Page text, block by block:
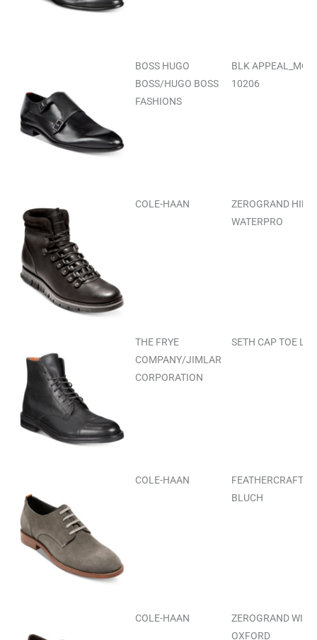
BOSS HUGO
BOSS/HUGO BOSS
FASHIONS
BLK
10206
COLE-HAAN
ZEROGRAND
WATERPRO
THE FRYE
COMPANY/JIMLAR
CORPORATION
SETH CAP TOE
COLE-HAAN
FEATHERCRAFT
BLUCH
COLE-HAAN
ZEROGRAND
OXFORD